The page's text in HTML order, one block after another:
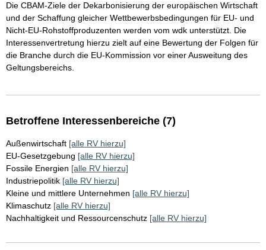
Die CBAM-Ziele der Dekarbonisierung der europäischen Wirtschaft
und der Schaffung gleicher Wettbewerbsbedingungen für EU- und
Nicht-EU-Rohstoffproduzenten werden vom wdk unterstützt. Die
Interessenvertretung hierzu zielt auf eine Bewertung der Folgen für
die Branche durch die EU-Kommission vor einer Ausweitung des
Geltungsbereichs.
Betroffene Interessenbereiche (7)
Außenwirtschaft [alle RV hierzu]
EU-Gesetzgebung [alle RV hierzu]
Fossile Energien [alle RV hierzu]
Industriepolitik [alle RV hierzu]
Kleine und mittlere Unternehmen [alle RV hierzu]
Klimaschutz [alle RV hierzu]
Nachhaltigkeit und Ressourcenschutz [alle RV hierzu]